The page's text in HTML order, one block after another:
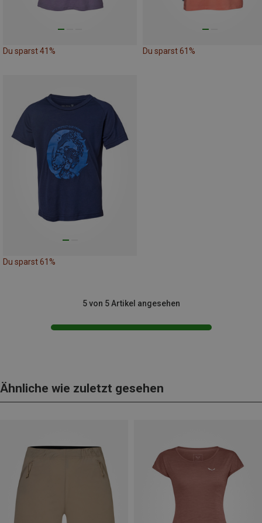
Du sparst 41% Du sparst 61%
Du sparst 61%
5 von 5 Artikel angesehen
Ähnliche wie zuletzt gesehen